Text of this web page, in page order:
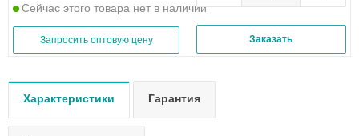
Сейчас этого товара нет в наличии
Запросить оптовую цену Заказать
Характеристики Гарантия